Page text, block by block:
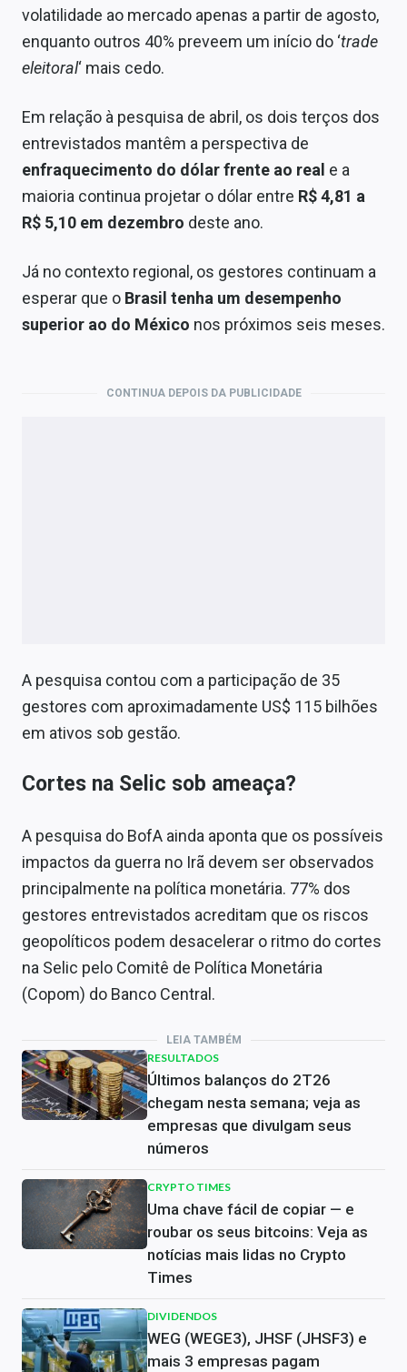
volatilidade ao mercado apenas a partir de agosto,
enquanto outros 40% preveem um início do ‘trade
eleitoral‘ mais cedo.
Em relação à pesquisa de abril, os dois terços dos
entrevistados mantêm a perspectiva de
enfraquecimento do dólar frente ao real e a
maioria continua projetar o dólar entre R$ 4,81 a
R$ 5,10 em dezembro deste ano.
Já no contexto regional, os gestores continuam a
esperar que o Brasil tenha um desempenho
superior ao do México nos próximos seis meses.
CONTINUA DEPOIS DA PUBLICIDADE
A pesquisa contou com a participação de 35
gestores com aproximadamente US$ 115 bilhões
em ativos sob gestão.
Cortes na Selic sob ameaça?
A pesquisa do BofA ainda aponta que os possíveis
impactos da guerra no Irã devem ser observados
principalmente na política monetária. 77% dos
gestores entrevistados acreditam que os riscos
geopolíticos podem desacelerar o ritmo do cortes
na Selic pelo Comitê de Política Monetária
(Copom) do Banco Central.
LEIA TAMBÉM
RESULTADOS
Últimos balanços do 2T26
chegam nesta semana; veja as
empresas que divulgam seus
números
CRYPTO TIMES
Uma chave fácil de copiar — e
roubar os seus bitcoins: Veja as
notícias mais lidas no Crypto
Times
DIVIDENDOS
WEG (WEGE3), JHSF (JHSF3) e
mais 3 empresas pagam